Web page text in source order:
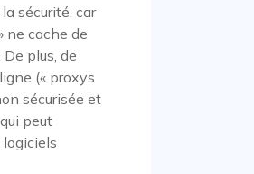
sécurité, car
ne cache de
De plus, de
(« proxys
sécurisée et
peut